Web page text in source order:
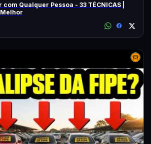
Qualquer Pessoa - 33 TÉCNICAS |